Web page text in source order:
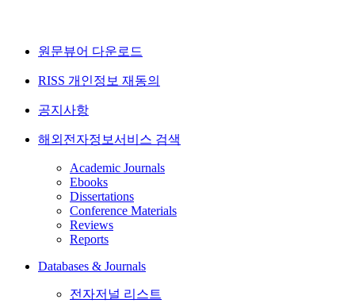
원문뷰어 다운로드
RISS 개인정보 재동의
공지사항
해외전자정보서비스 검색
Academic Journals
Ebooks
Dissertations
Conference Materials
Reviews
Reports
Databases & Journals
전자저널 리스트